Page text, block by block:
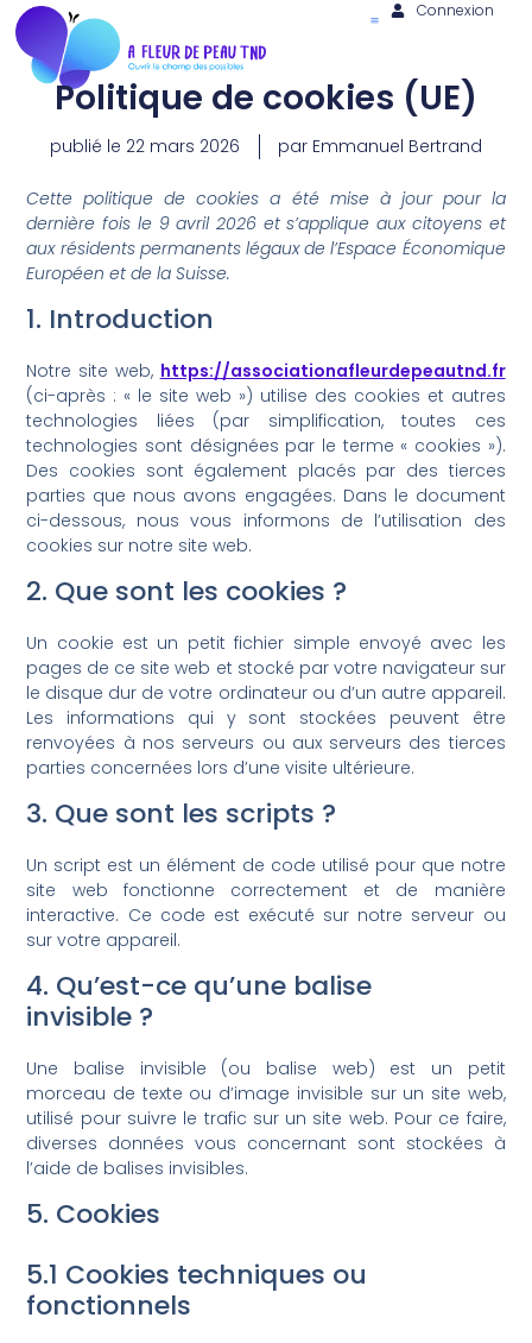
Connexion
Politique de cookies (UE)
publié le 22 mars 2026 par Emmanuel Bertrand
Cette politique de cookies a été mise à jour pour la
dernière fois le 9 avril 2026 et s’applique aux citoyens et
aux résidents permanents légaux de l’Espace Économique
Européen et de la Suisse.
1. Introduction
Notre site web, https://associationafleurdepeautnd.fr
(ci-après : « le site web ») utilise des cookies et autres
technologies liées (par simplification, toutes ces
technologies sont désignées par le terme « cookies »).
Des cookies sont également placés par des tierces
parties que nous avons engagées. Dans le document
ci-dessous, nous vous informons de l’utilisation des
cookies sur notre site web.
2. Que sont les cookies ?
Un cookie est un petit fichier simple envoyé avec les
pages de ce site web et stocké par votre navigateur sur
le disque dur de votre ordinateur ou d’un autre appareil.
Les informations qui y sont stockées peuvent être
renvoyées à nos serveurs ou aux serveurs des tierces
parties concernées lors d’une visite ultérieure.
3. Que sont les scripts ?
Un script est un élément de code utilisé pour que notre
site web fonctionne correctement et de manière
interactive. Ce code est exécuté sur notre serveur ou
sur votre appareil.
4. Qu’est-ce qu’une balise
invisible ?
Une balise invisible (ou balise web) est un petit
morceau de texte ou d’image invisible sur un site web,
utilisé pour suivre le trafic sur un site web. Pour ce faire,
diverses données vous concernant sont stockées à
l’aide de balises invisibles.
5. Cookies
5.1 Cookies techniques ou
fonctionnels